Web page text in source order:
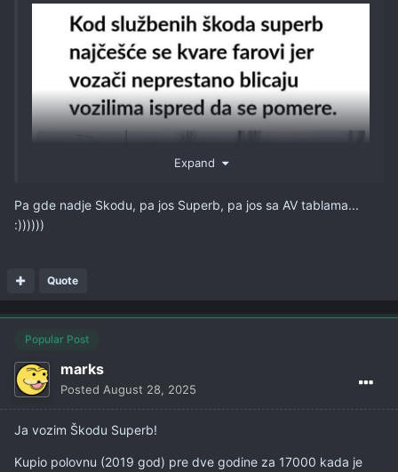
Expand
Pa gde nadje Skodu, pa jos Superb, pa jos sa AV tablama...
:))))))
Quote
Popular Post
marks
Posted August 28, 2025
Ja vozim Škodu Superb!
Kupio polovnu (2019 god) pre dve godine za 17000 kada je